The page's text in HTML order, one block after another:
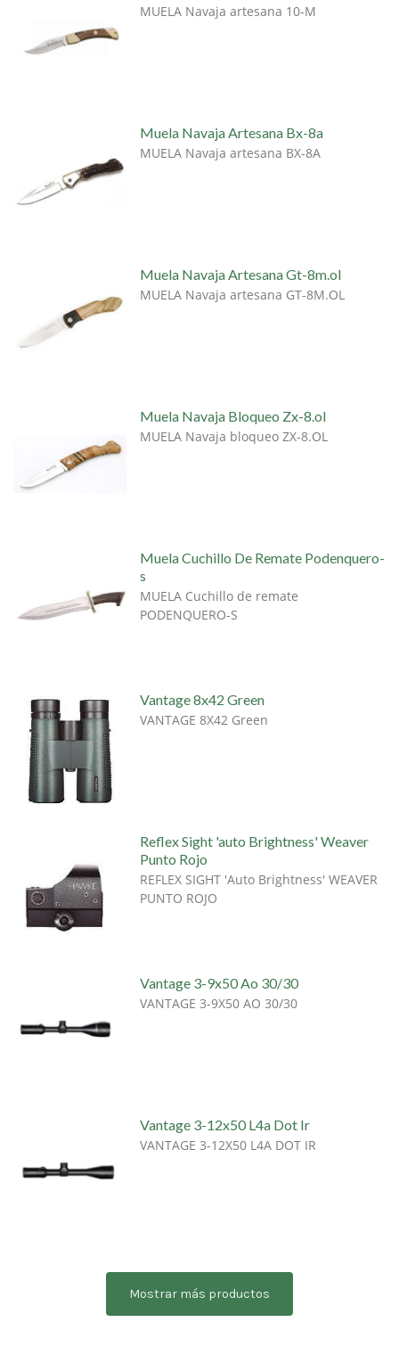
MUELA Navaja artesana 10-M
Muela Navaja Artesana Bx-8a
MUELA Navaja artesana BX-8A
Muela Navaja Artesana Gt-8m.ol
MUELA Navaja artesana GT-8M.OL
Muela Navaja Bloqueo Zx-8.ol
MUELA Navaja bloqueo ZX-8.OL
Muela Cuchillo De Remate Podenquero-
s
MUELA Cuchillo de remate
PODENQUERO-S
Vantage 8x42 Green
VANTAGE 8X42 Green
Reflex Sight 'auto Brightness' Weaver
Punto Rojo
REFLEX SIGHT 'Auto Brightness' WEAVER
PUNTO ROJO
Vantage 3-9x50 Ao 30/30
VANTAGE 3-9X50 AO 30/30
Vantage 3-12x50 L4a Dot Ir
VANTAGE 3-12X50 L4A DOT IR
Mostrar más productos